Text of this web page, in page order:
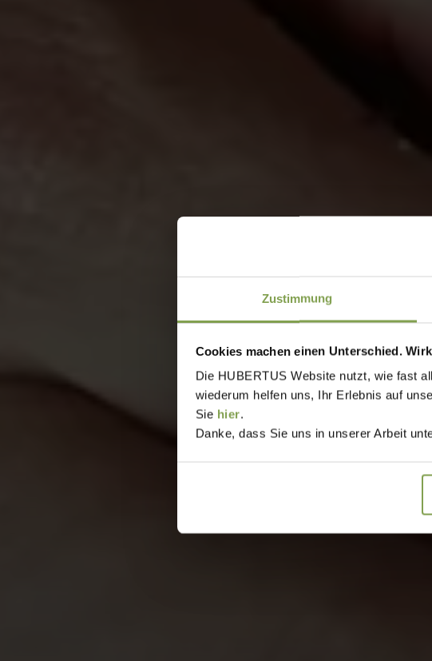
Zustimmung
Cookies machen einen Unterschied.
Die HUBERTUS Website nutzt, wie fast
wiederum helfen uns, Ihr Erlebnis auf
Sie hier.
Danke, dass Sie uns in unserer Arbeit